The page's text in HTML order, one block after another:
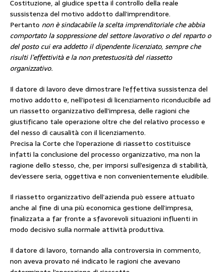
Costituzione, al giudice spetta il controllo della reale
sussistenza del motivo addotto dall’imprenditore.
Pertanto non è sindacabile la scelta imprenditoriale che abbia
comportato la soppressione del settore lavorativo o del reparto o
del posto cui era addetto il dipendente licenziato, sempre che
risulti l’effettività e la non pretestuosità del riassetto
organizzativo.
Il datore di lavoro deve dimostrare l’effettiva sussistenza del
motivo addotto e, nell’ipotesi di licenziamento riconducibile ad
un riassetto organizzativo dell’impresa, delle ragioni che
giustificano tale operazione oltre che del relativo processo e
del nesso di causalità con il licenziamento.
Precisa la Corte che l’operazione di riassetto costituisce
infatti la conclusione del processo organizzativo, ma non la
ragione dello stesso, che, per imporsi sull’esigenza di stabilità,
dev’essere seria, oggettiva e non convenientemente eludibile.
Il riassetto organizzativo dell’azienda può essere attuato
anche al fine di una più economica gestione dell’impresa,
finalizzata a far fronte a sfavorevoli situazioni influenti in
modo decisivo sulla normale attività produttiva.
Il datore di lavoro, tornando alla controversia in commento,
non aveva provato né indicato le ragioni che avevano